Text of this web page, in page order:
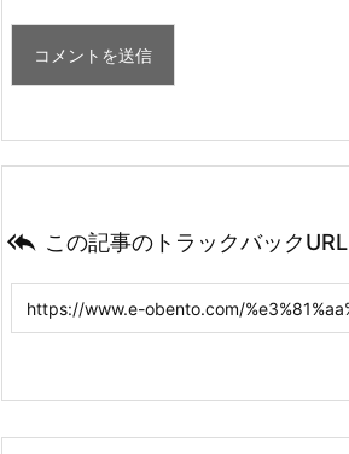
 この記事のトラックバックURL